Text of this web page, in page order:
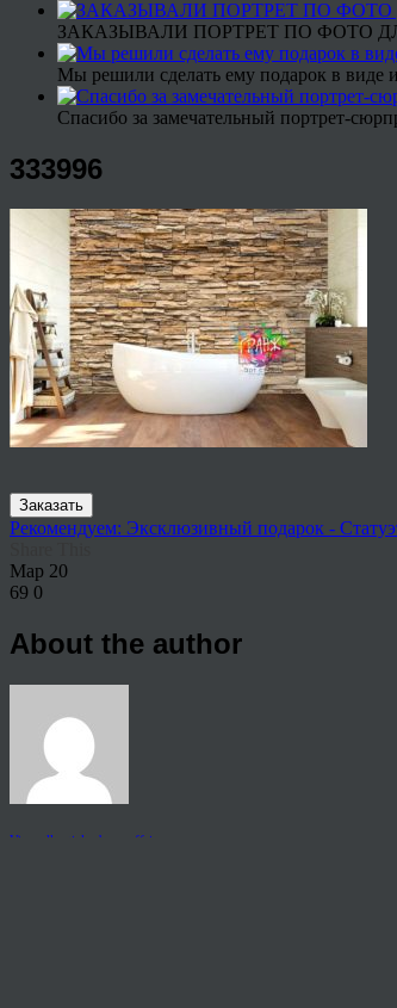
ЗАКАЗЫВАЛИ ПОРТРЕТ ПО ФОТО
Мы решили сделать ему подарок в виде
Спасибо за замечательный портрет-
333996
Заказать
Рекомендуем: Эксклюзивный подарок -
Мар 20
69 0
About the author
View all articles by rauffri